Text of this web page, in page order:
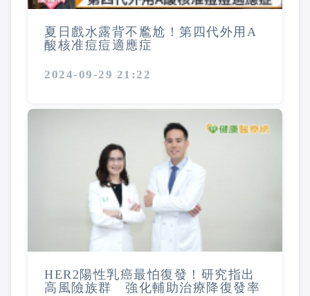
夏日戲水露背不尷尬！第四代外用A
酸核准痘痘適應症
2024-09-29 21:22
HER2陽性乳癌最怕復發！研究指出
高風險族群 強化輔助治療降復發率